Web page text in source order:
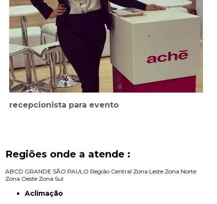
recepcionista para evento
Regiões onde a atende :
ABCD GRANDE SÃO PAULO Região Central Zona Leste Zona Norte
Zona Oeste Zona Sul
Aclimação